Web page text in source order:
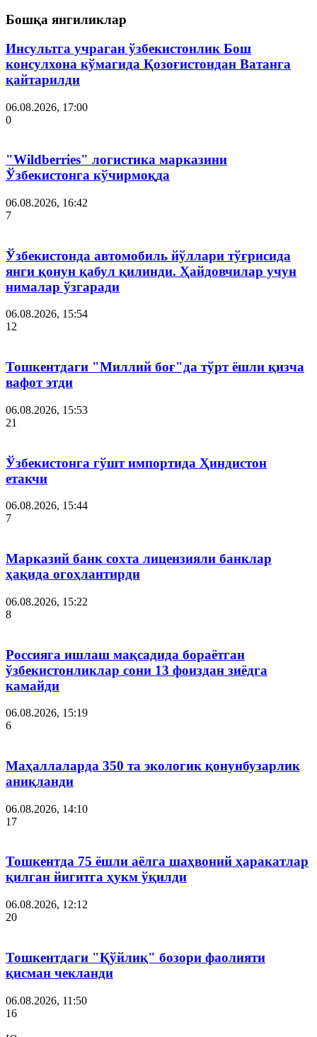
Бошқа янгиликлар
Инсультга учраган ўзбекистонлик Бош
консулхона кўмагида Қозоғистондан Ватанга
қайтарилди
06.08.2026, 17:00
0
"Wildberries" логистика марказини
Ўзбекистонга кўчирмоқда
06.08.2026, 16:42
7
Ўзбекистонда автомобиль йўллари тўғрисида
янги қонун қабул қилинди. Ҳайдовчилар учун
нималар ўзгаради
06.08.2026, 15:54
12
Тошкентдаги "Миллий боғ"да тўрт ёшли қизча
вафот этди
06.08.2026, 15:53
21
Ўзбекистонга гўшт импортида Ҳиндистон
етакчи
06.08.2026, 15:44
7
Марказий банк сохта лицензияли банклар
ҳақида огоҳлантирди
06.08.2026, 15:22
8
Россияга ишлаш мақсадида бораётган
ўзбекистонликлар сони 13 фоиздан зиёдга
камайди
06.08.2026, 15:19
6
Маҳаллаларда 350 та экологик қонунбузарлик
аниқланди
06.08.2026, 14:10
17
Тошкентда 75 ёшли аёлга шаҳвоний ҳаракатлар
қилган йигитга ҳукм ўқилди
06.08.2026, 12:12
20
Тошкентдаги "Қўйлиқ" бозори фаолияти
қисман чекланди
06.08.2026, 11:50
16